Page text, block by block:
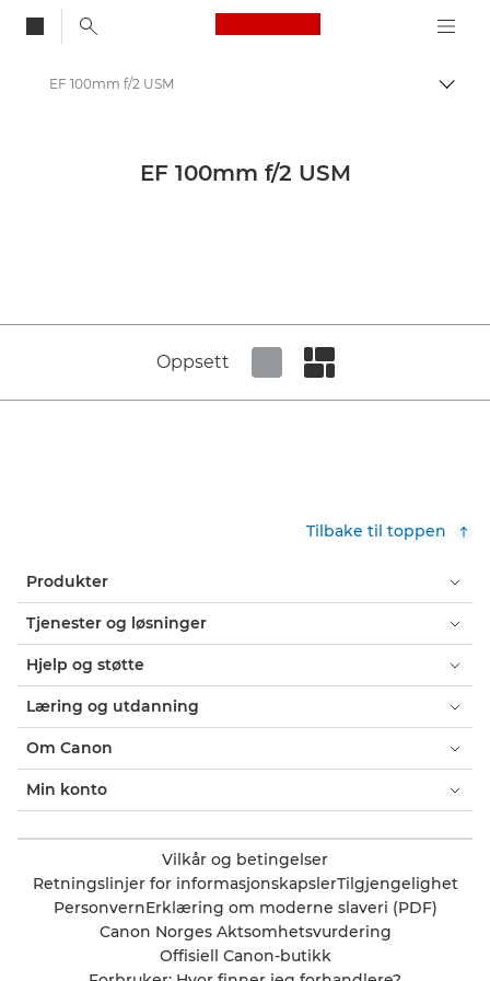
Canon Logo, back
Canons kameraobjektiver
EF 100mm f/2 USM
EF 100mm f/2 USM
Oppsett
Tilbake til toppen
Produkter
Tjenester og løsninger
Hjelp og støtte
Læring og utdanning
Om Canon
Min konto
Vilkår og betingelser
Retningslinjer for informasjonskapslerTilgjengelighet
PersonvernErklæring om moderne slaveri (PDF)
Canon Norges Aktsomhetsvurdering
Offisiell Canon-butikk